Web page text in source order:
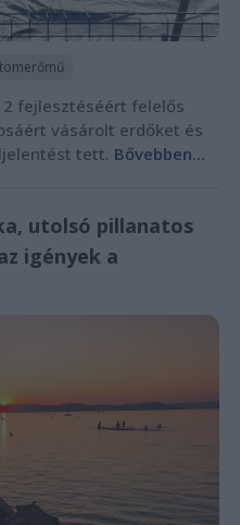
2 fejlesztéséért felelős
vásárolt erdőket és
tett. Bővebben...
utolsó pillanatos
igények a